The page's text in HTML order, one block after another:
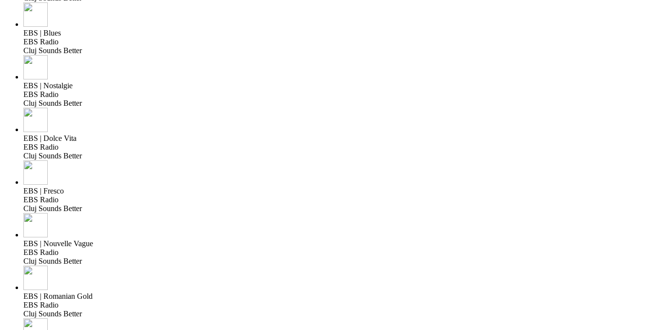
EBS | Blues
EBS Radio
Cluj Sounds Better
EBS | Nostalgie
EBS Radio
Cluj Sounds Better
EBS | Dolce Vita
EBS Radio
Cluj Sounds Better
EBS | Fresco
EBS Radio
Cluj Sounds Better
EBS | Nouvelle Vague
EBS Radio
Cluj Sounds Better
EBS | Romanian Gold
EBS Radio
Cluj Sounds Better